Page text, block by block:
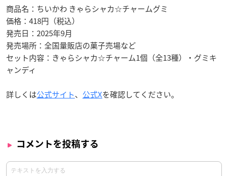
商品名：ちいかわ きゃらシャカ☆チャームグミ
価格：418円（税込）
発売日：2025年9月
発売場所：全国量販店の菓子売場など
セット内容：きゃらシャカ☆チャーム1個（全13種）・グミキ
ャンディ
詳しくは公式サイト、 公式Xを確認してください。
コメントを投稿する